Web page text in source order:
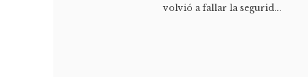
volvió a fallar la segurid...